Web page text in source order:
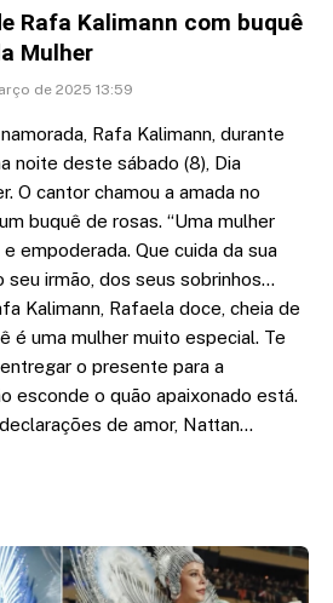
Rafa Kalimann com buquê
Mulher
de 2025 13:59
Rafa Kalimann, durante
noite deste sábado (8), Dia
O cantor chamou a amada no
buquê de rosas. “Uma mulher
empoderada. Que cuida da sua
seu irmão, dos seus sobrinhos…
Kalimann, Rafaela doce, cheia de
é uma mulher muito especial. Te
o presente para a
esconde o quão apaixonado está.
de amor, Nattan…